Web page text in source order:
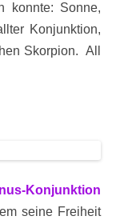
konnte: Sonne,
Konjunktion,
Skorpion. All
Konjunktion
seine Freiheit